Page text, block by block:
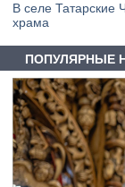
В селе Татарские
храма
ПОПУЛЯРНЫЕ